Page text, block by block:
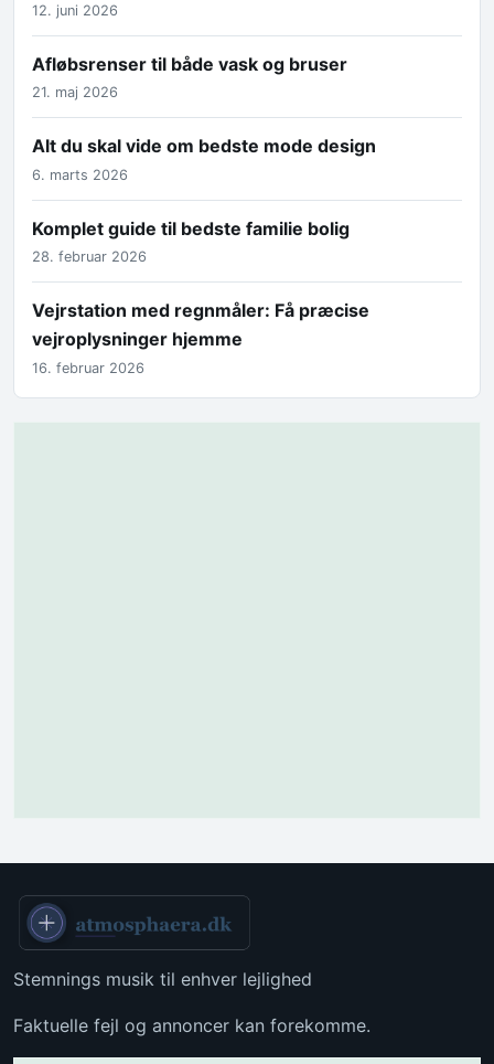
12. juni 2026
Afløbsrenser til både vask og bruser
21. maj 2026
Alt du skal vide om bedste mode design
6. marts 2026
Komplet guide til bedste familie bolig
28. februar 2026
Vejrstation med regnmåler: Få præcise
vejroplysninger hjemme
16. februar 2026
Stemnings musik til enhver lejlighed
Faktuelle fejl og annoncer kan forekomme.